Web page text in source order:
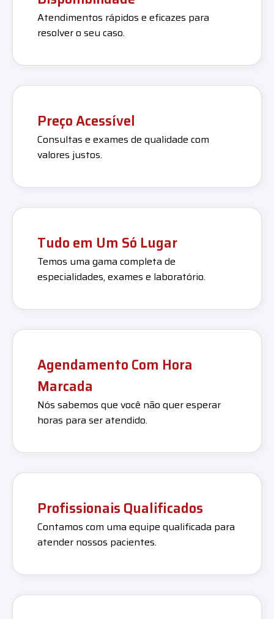
Atendimentos rápidos e eficazes para
resolver o seu caso.
Preço Acessível
Consultas e exames de qualidade com
valores justos.
Tudo em Um Só Lugar
Temos uma gama completa de
especialidades, exames e laboratório.
Agendamento Com Hora
Marcada
Nós sabemos que você não quer esperar
horas para ser atendido.
Profissionais Qualificados
Contamos com uma equipe qualificada para
atender nossos pacientes.